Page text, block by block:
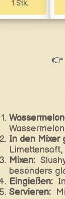
1 Stk.
👉
In den Mixer
Limettensaft,
Mixen:
besonders
Eingießen:
Servieren: